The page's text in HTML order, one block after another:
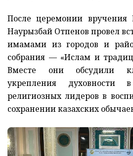
После церемонии
Наурызбай Отпенов провел
имамами из городов и
собрания — «Ислам и
Вместе они обсудили
укрепления духовности
религиозных лидеров в
сохранении казахских